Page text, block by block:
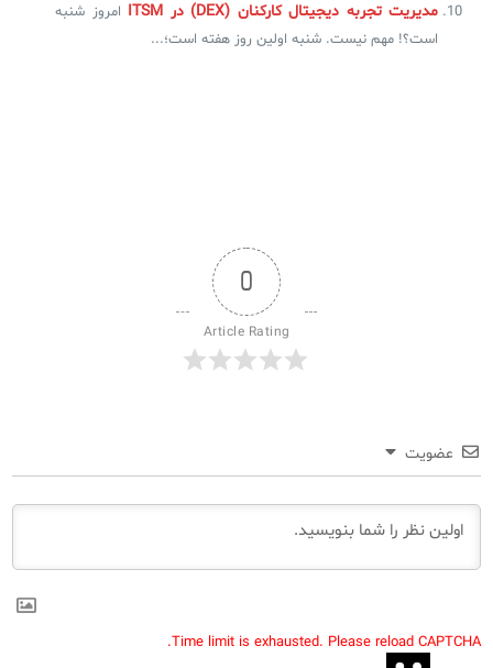
مدیریت تجربه دیجیتال کارکنان (DEX) در ITSM
امروز شنبه
است؟! مهم نیست. شنبه اولین روز هفته است؛...
0
Article Rating
عضویت
Time limit is exhausted. Please reload CAPTCHA.